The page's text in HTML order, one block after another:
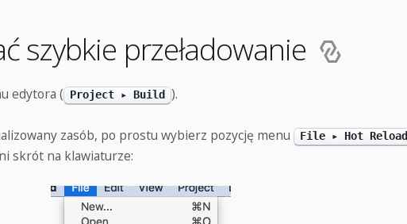
szybkie przeładowanie
edytora ( Project ▸ Build ).
zasób, po prostu wybierz pozycję menu File ▸ Hot Reload
skrót na klawiaturze: